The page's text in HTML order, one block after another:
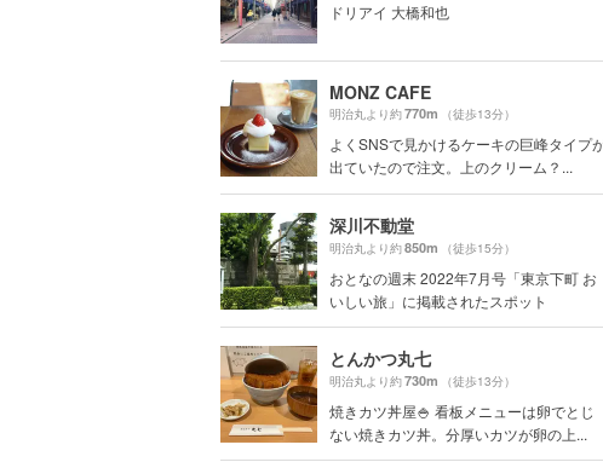
ドリアイ 大橋和也
MONZ CAFE
明治丸より約770m （徒歩13分）
よくSNSで見かけるケーキの巨峰タイプ
出ていたので注文。上のクリーム？...
深川不動堂
明治丸より約850m （徒歩15分）
おとなの週末 2022年7月号「東京下町 お
いしい旅」に掲載されたスポット
とんかつ丸七
明治丸より約730m （徒歩13分）
焼きカツ丼屋🍚 看板メニューは卵でとじ
ない焼きカツ丼。分厚いカツが卵の上...